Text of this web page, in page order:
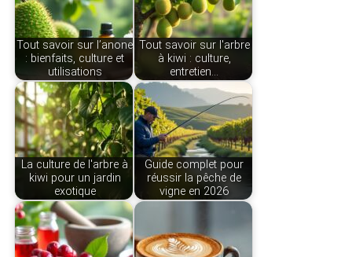
Tout savoir sur l’anone
: bienfaits, culture et
utilisations
Tout savoir sur l'arbre
à kiwi : culture,
entretien…
La culture de l'arbre à
kiwi pour un jardin
exotique
Guide complet pour
réussir la pêche de
vigne en 2026